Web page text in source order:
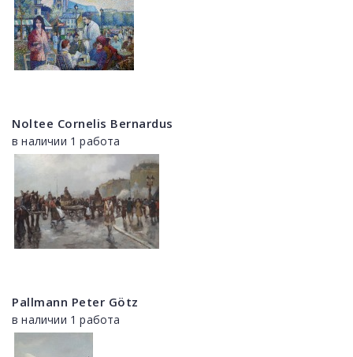
Noltee Cornelis Bernardus
в наличии 1 работа
Pallmann Peter Götz
в наличии 1 работа